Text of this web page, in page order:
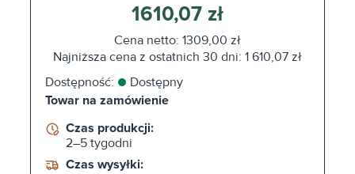
1610,07 zł
Cena netto: 1309,00 zł
Najniższa cena z ostatnich 30 dni: 1 610,07 zł
Dostępność:
Dostępny
Towar na zamówienie
Czas produkcji:
2–5 tygodni
Czas wysyłki: